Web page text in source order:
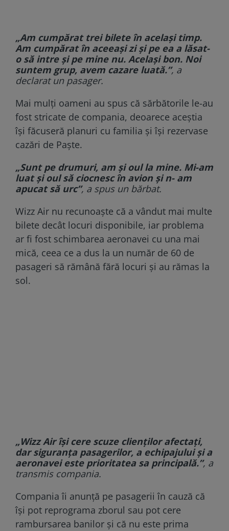
„Am cumpărat trei bilete în același timp.
Am cumpărat în aceeași zi și pe ea a lăsat-
o să intre și pe mine nu. Același bon. Noi
suntem grup, avem cazare luată.”, a
declarat un pasager.
Mai mulți oameni au spus că sărbătorile le-au
fost stricate de compania, deoarece aceștia
își făcuseră planuri cu familia și își rezervase
cazări de Paște.
„Sunt pe drumuri, am și oul la mine. Mi-am
luat și oul să ciocnesc în avion și n- am
apucat să urc”, a spus un bărbat.
Wizz Air nu recunoaște că a vândut mai multe
bilete decât locuri disponibile, iar problema
ar fi fost schimbarea aeronavei cu una mai
mică, ceea ce a dus la un număr de 60 de
pasageri să rămână fără locuri și au rămas la
sol.
„Wizz Air își cere scuze clienților afectați,
dar siguranța pasagerilor, a echipajului și a
aeronavei este prioritatea sa principală.”, a
transmis compania.
Compania îi anunță pe pasagerii în cauză că
își pot reprograma zborul sau pot cere
rambursarea banilor și că nu este prima